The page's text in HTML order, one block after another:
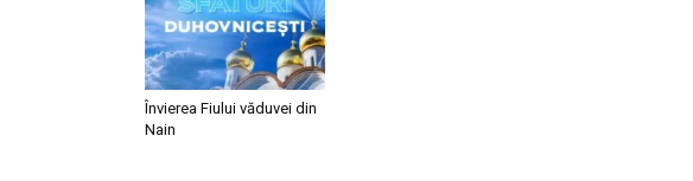
Învierea Fiului văduvei din
Nain